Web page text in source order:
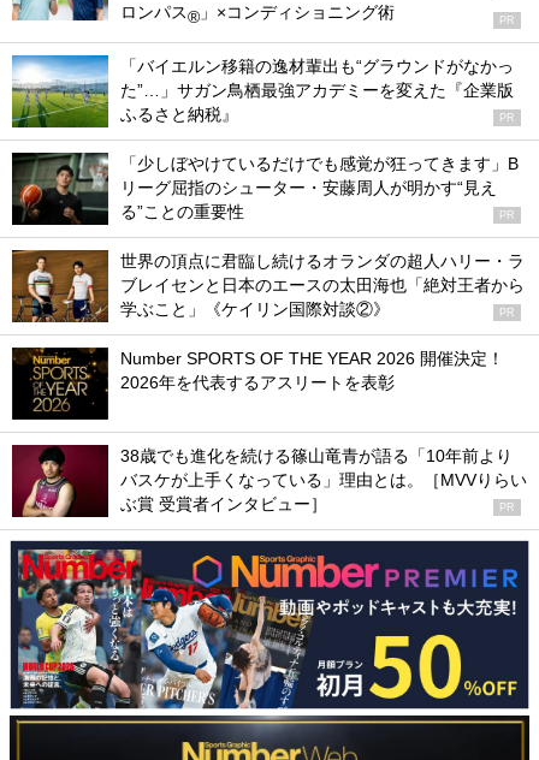
ロンパス® 」×コンディショニング術 PR
「バイエルン移籍の逸材輩出も“グラウンドがなかっ
た”…」サガン鳥栖最強アカデミーを変えた『企業版
ふるさと納税』
PR
「少しぼやけているだけでも感覚が狂ってきます」B
リーグ屈指のシューター・安藤周人が明かす“見え
る”ことの重要性
PR
世界の頂点に君臨し続けるオランダの超人ハリー・ラ
ブレイセンと日本のエースの太田海也「絶対王者から
学ぶこと」《ケイリン国際対談②》
PR
Number SPORTS OF THE YEAR 2026 開催決定！
2026年を代表するアスリートを表彰
38歳でも進化を続ける篠山竜青が語る「10年前より
バスケが上手くなっている」理由とは。［MVVりらい
ぶ賞 受賞者インタビュー］
PR